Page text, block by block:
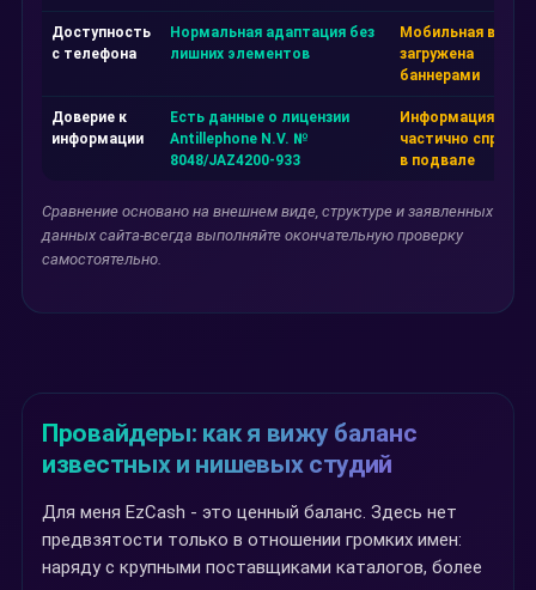
Доступность
с телефона
Нормальная адаптация без
лишних элементов
Мобильная версия
загружена
баннерами
Доверие к
информации
Есть данные о лицензии
Antillephone N.V. №
8048/JAZ4200-933
Информация
частично
в подвале
Сравнение основано на внешнем виде, структуре и заявленных
данных сайта-всегда выполняйте окончательную проверку
самостоятельно.
Провайдеры: как я вижу баланс
известных и нишевых студий
Для меня EzCash - это ценный баланс. Здесь нет
предвзятости только в отношении громких имен:
наряду с крупными поставщиками каталогов, более